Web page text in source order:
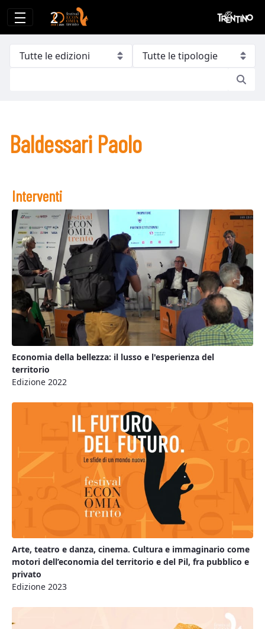
Baldessari Paolo
Baldessari Paolo
Interventi
Economia della bellezza: il lusso e l'esperienza del
territorio
Edizione 2022
Arte, teatro e danza, cinema. Cultura e immaginario come
motori dell’economia del territorio e del Pil, fra pubblico e
privato
Edizione 2023